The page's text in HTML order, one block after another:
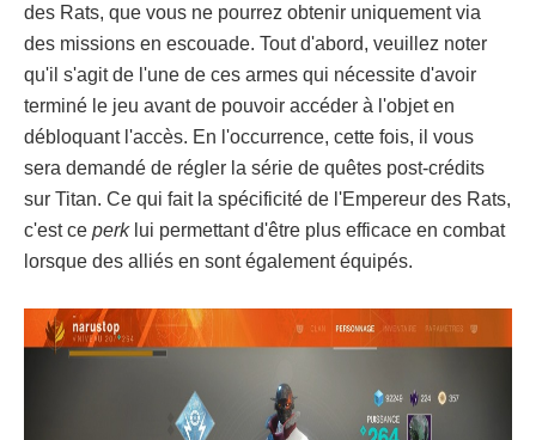
des Rats, que vous ne pourrez obtenir uniquement via
des missions en escouade. Tout d'abord, veuillez noter
qu'il s'agit de l'une de ces armes qui nécessite d'avoir
terminé le jeu avant de pouvoir accéder à l'objet en
débloquant l'accès. En l'occurrence, cette fois, il vous
sera demandé de régler la série de quêtes post-crédits
sur Titan. Ce qui fait la spécificité de l'Empereur des Rats,
c'est ce perklui permettant d'être plus efficace en combat
lorsque des alliés en sont également équipés.